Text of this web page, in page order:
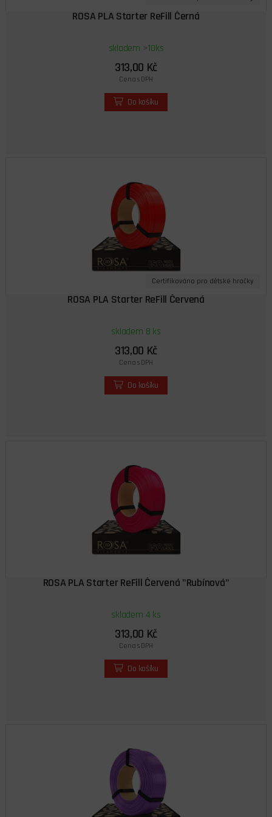
ROSA PLA Starter ReFill Černá
skladem >10ks
313,00 Kč
Cena s DPH
Do košíku
Certifikováno pro dětské hračky
ROSA PLA Starter ReFill Červená
skladem 8 ks
313,00 Kč
Cena s DPH
Do košíku
ROSA PLA Starter ReFill Červená "Rubínová"
skladem 4 ks
313,00 Kč
Cena s DPH
Do košíku